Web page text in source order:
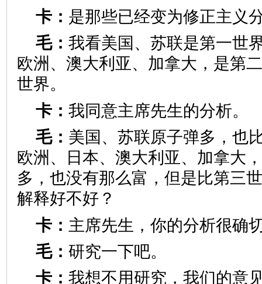
卡： 是那些已经变为修正主义
毛： 我看美国、苏联是第一世
欧洲、澳大利亚、加拿大，是第
世界。
卡： 我同意主席先生的分析。
毛： 美国、苏联原子弹多，也
欧洲、日本、澳大利亚、加拿大
多，也没有那么富，但是比第三
解释好不好？
卡： 主席先生，你的分析很确
毛： 研究一下吧。
卡： 我想不用研究，我们的意